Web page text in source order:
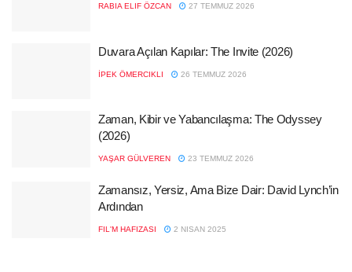
RABIA ELIF ÖZCAN 27 TEMMUZ 2026
Duvara Açılan Kapılar: The Invite (2026)
İPEK ÖMERCIKLI 26 TEMMUZ 2026
Zaman, Kibir ve Yabancılaşma: The Odyssey
(2026)
YAŞAR GÜLVEREN 23 TEMMUZ 2026
Zamansız, Yersiz, Ama Bize Dair: David Lynch’in
Ardından
FIL'M HAFIZASI 2 NISAN 2025